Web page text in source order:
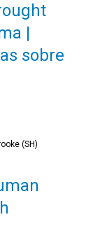
|
sobre
(SH)